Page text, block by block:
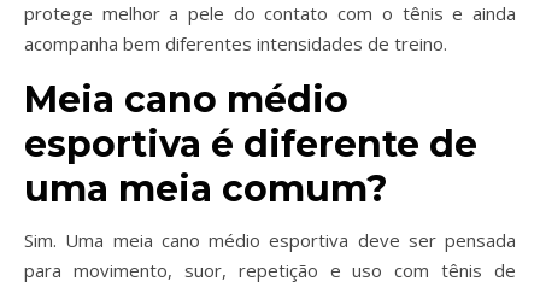
protege melhor a pele do contato com o tênis e ainda
acompanha bem diferentes intensidades de treino.
Meia cano médio
esportiva é diferente de
uma meia comum?
Sim. Uma meia cano médio esportiva deve ser pensada
para movimento, suor, repetição e uso com tênis de